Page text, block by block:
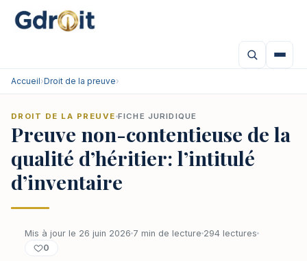
Accueil›Droit de la preuve›
DROIT DE LA PREUVE FICHE JURIDIQUE
Preuve non-contentieuse de la
qualité d’héritier: l’intitulé
d’inventaire
Mis à jour le 26 juin 2026 7 min de lecture 294 lectures
0